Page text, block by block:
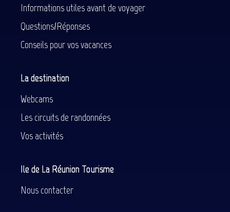
Informations utiles avant de voyager
Questions/Réponses
Conseils pour vos vacances
La destination
Webcams
Les circuits de randonnées
Vos activités
Ile de La Réunion Tourisme
Nous contacter